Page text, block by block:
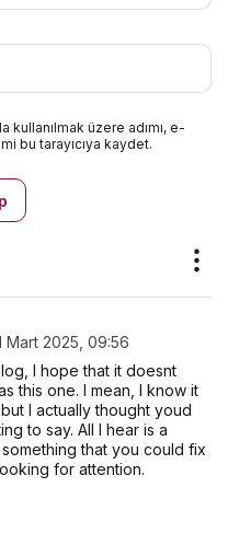
kullanılmak üzere adımı, e-
bu tarayıcıya kaydet.
Mart 2025, 09:56
I hope that it doesnt
this one. I mean, I know it
I actually thought youd
to say. All I hear is a
that you could fix
for attention.